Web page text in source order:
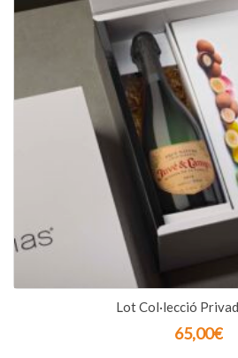
Lot Col·lecció
65,00€